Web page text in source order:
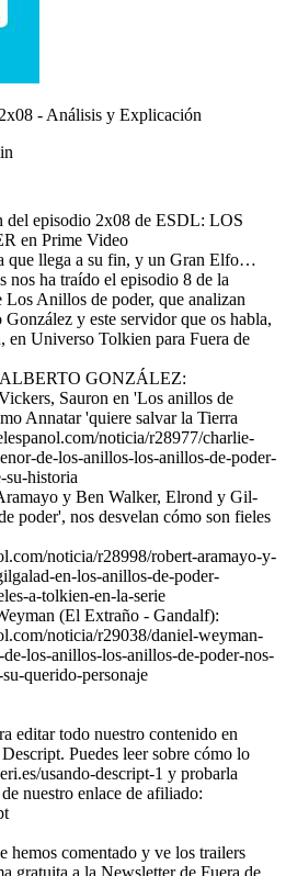
- Análisis y Explicación
episodio 2x08 de ESDL: LOS
en Prime Video
que llega a su fin, y un Gran Elfo…
nos ha traído el episodio 8 de la
Los Anillos de poder, que analizan
y este servidor que os habla,
en Universo Tolkien para Fuera de
GONZÁLEZ:
Sauron en 'Los anillos de
Annatar 'quiere salvar la Tierra
noticia/r28977/charlie-
de-los-anillos-los-anillos-de-poder-
su-historia
y Ben Walker, Elrond y Gil-
poder', nos desvelan cómo son fieles
noticia/r28998/robert-aramayo-y-
en-los-anillos-de-poder-
a-tolkien-en-la-serie
(El Extraño - Gandalf):
noticia/r29038/daniel-weyman-
los-anillos-los-anillos-de-poder-nos-
querido-personaje
editar todo nuestro contenido en
Puedes leer sobre cómo lo
usando-descript-1 y probarla
nuestro enlace de afiliado:
hemos comentado y ve los trailers